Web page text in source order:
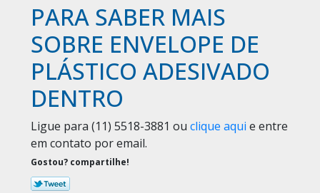
PARA SABER MAIS
SOBRE ENVELOPE DE
PLÁSTICO ADESIVADO
DENTRO
Ligue para (11) 5518-3881 ou clique aqui e entre
em contato por email.
Gostou? compartilhe!